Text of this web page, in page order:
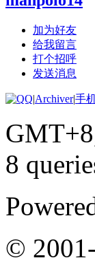
加为好友
给我留言
打个招呼
发送消息
|Archiver|手
8
©